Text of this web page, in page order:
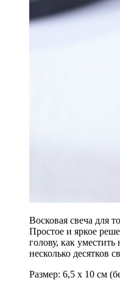
Восковая свеча для
Простое и яркое
голову, как
несколько десятков
Размер: 6,5 х 10 см